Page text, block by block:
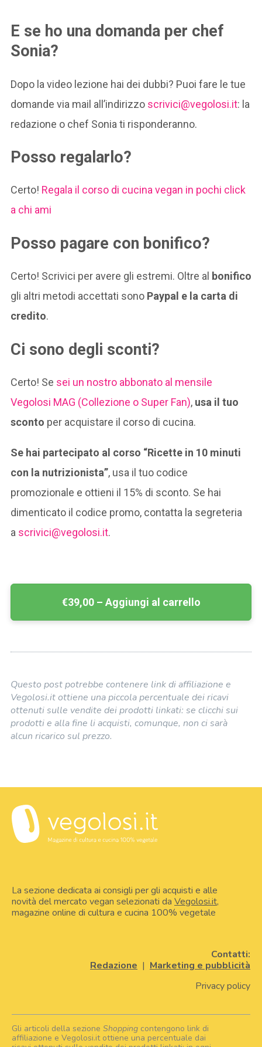
E se ho una domanda per chef
Sonia?
Dopo la video lezione hai dei dubbi? Puoi fare le tue
domande via mail all’indirizzo scrivici@vegolosi.it: la
redazione o chef Sonia ti risponderanno.
Posso regalarlo?
Certo! Regala il corso di cucina vegan in pochi click
a chi ami
Posso pagare con bonifico?
Certo! Scrivici per avere gli estremi. Oltre al bonifico
gli altri metodi accettati sono Paypal e la carta di
credito.
Ci sono degli sconti?
Certo! Se sei un nostro abbonato al mensile
Vegolosi MAG (Collezione o Super Fan), usa il tuo
sconto per acquistare il corso di cucina.
Se hai partecipato al corso “Ricette in 10 minuti
con la nutrizionista”, usa il tuo codice
promozionale e ottieni il 15% di sconto. Se hai
dimenticato il codice promo, contatta la segreteria
a scrivici@vegolosi.it.
€39,00 – Aggiungi al carrello
Questo post potrebbe contenere link di affiliazione e
Vegolosi.it ottiene una piccola percentuale dei ricavi
ottenuti sulle vendite dei prodotti linkati: se clicchi sui
prodotti e alla fine li acquisti, comunque, non ci sarà
alcun ricarico sul prezzo.
La sezione dedicata ai consigli per gli acquisti e alle
novità del mercato vegan selezionati da Vegolosi.it,
magazine online di cultura e cucina 100% vegetale
Contatti:
Redazione | Marketing e pubblicità
Privacy policy
Gli articoli della sezione Shopping contengono link di
affiliazione e Vegolosi.it ottiene una percentuale dai